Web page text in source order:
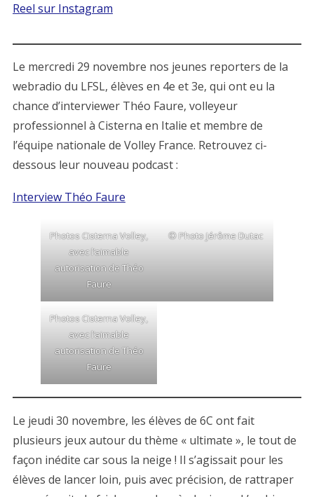
Reel sur Instagram
Le mercredi 29 novembre nos jeunes reporters de la
webradio du LFSL, élèves en 4e et 3e, qui ont eu la
chance d’interviewer Théo Faure, volleyeur
professionnel à Cisterna en Italie et membre de
l’équipe nationale de Volley France. Retrouvez ci-
dessous leur nouveau podcast :
Interview Théo Faure
Photos Cisterna Volley,
avec l’aimable
autorisation de Théo
Faure
© Photo Jérôme Dutac
Photos Cisterna Volley,
avec l’aimable
autorisation de Théo
Faure
Le jeudi 30 novembre, les élèves de 6C ont fait
plusieurs jeux autour du thème « ultimate », le tout de
façon inédite car sous la neige ! Il s’agissait pour les
élèves de lancer loin, puis avec précision, de rattraper